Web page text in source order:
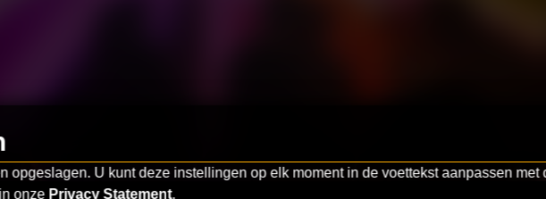
opgeslagen. U kunt deze instellingen op elk moment in de voettekst aanpassen met
onze Privacy Statement.